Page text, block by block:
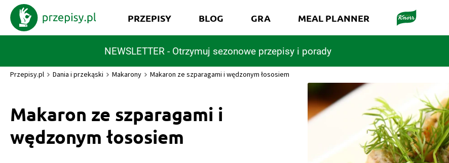
NEWSLETTER - Otrzymuj sezonowe przepisy i porady
PRZEPISY BLOG GRA MEAL PLANNER
Przepisy.pl Dania i przekąski Makarony Makaron ze szparagami i wędzonym łososiem
Makaron ze szparagami i
wędzonym łososiem